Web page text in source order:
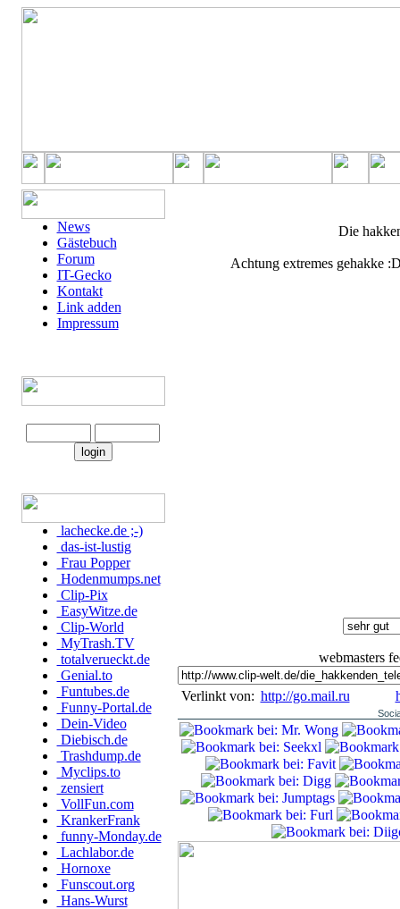
News
Gästebuch
Forum
IT-Gecko
Kontakt
Link adden
Impressum
lachecke.de ;-)
das-ist-lustig
Frau Popper
Hodenmumps.net
Clip-Pix
EasyWitze.de
Clip-World
MyTrash.TV
totalverueckt.de
Genial.to
Funtubes.de
Funny-Portal.de
Dein-Video
Diebisch.de
Trashdump.de
Myclips.to
zensiert
VollFun.com
KrankerFrank
funny-Monday.de
Lachlabor.de
Hornoxe
Funscout.org
Hans-Wurst
Die
Achtung extremes gehakke
webmasters
Verlinkt von: http://go.mail.ru